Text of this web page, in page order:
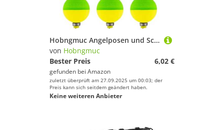
Hobngmuc Angelposen und Schwimmer | 10 Stück Ovale Barsch Schwimmer,Eva Ausrüstung Gewichtete Süßwasser Anfänger
von Hobngmuc
Bester Preis
6,02 €
gefunden bei Amazon
zuletzt überprüft am 27.09.2025 um 00:03; der
Preis kann sich seitdem geändert haben.
Keine weiteren Anbieter